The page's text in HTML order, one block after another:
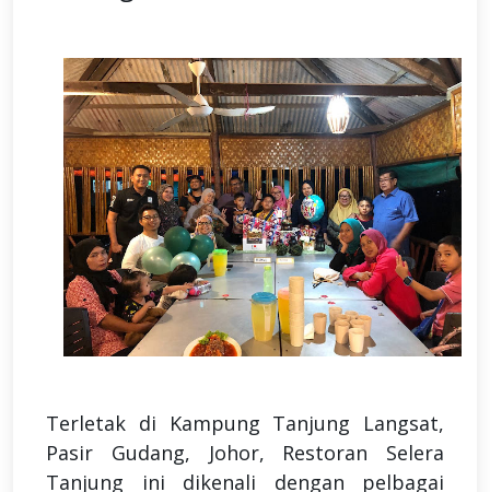
Terletak di Kampung Tanjung Langsat,
Pasir Gudang, Johor, Restoran Selera
Tanjung ini dikenali dengan pelbagai